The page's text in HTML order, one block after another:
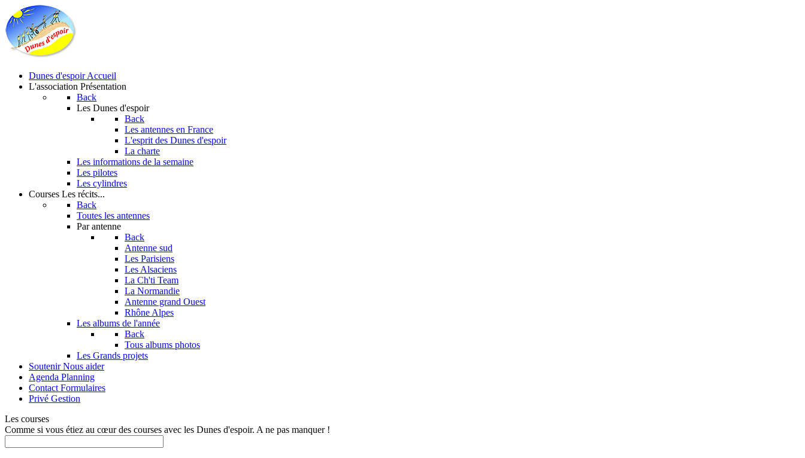
Dunes d'espoir Accueil
L'association Présentation
Back
Les Dunes d'espoir
Back
Les antennes en France
L'esprit des Dunes d'espoir
La charte
Les informations de la semaine
Les pilotes
Les cylindres
Courses Les récits...
Back
Toutes les antennes
Par antenne
Back
Antenne sud
Les Parisiens
Les Alsaciens
La Ch'ti Team
La Normandie
Antenne grand Ouest
Rhône Alpes
Les albums de l'année
Back
Tous albums photos
Les Grands projets
Soutenir Nous aider
Agenda Planning
Contact Formulaires
Privé Gestion
Les courses
Comme si vous étiez au cœur des courses avec les Dunes d'espoir. A ne pas manquer !